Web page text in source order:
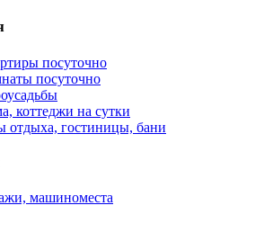
посуточно
посуточно
коттеджи на сутки
отдыха, гостиницы, бани
машиноместа